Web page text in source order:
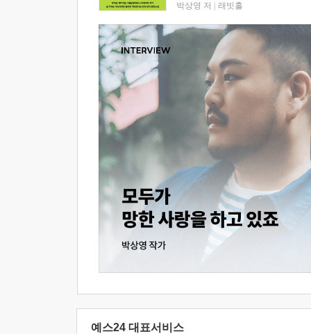
박상영 저 래빗홀
예스24 대표서비스